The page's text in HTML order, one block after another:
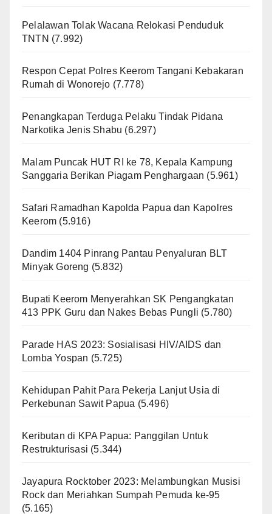
Pelalawan Tolak Wacana Relokasi Penduduk
TNTN (7.992)
Respon Cepat Polres Keerom Tangani Kebakaran
Rumah di Wonorejo (7.778)
Penangkapan Terduga Pelaku Tindak Pidana
Narkotika Jenis Shabu (6.297)
Malam Puncak HUT RI ke 78, Kepala Kampung
Sanggaria Berikan Piagam Penghargaan (5.961)
Safari Ramadhan Kapolda Papua dan Kapolres
Keerom (5.916)
Dandim 1404 Pinrang Pantau Penyaluran BLT
Minyak Goreng (5.832)
Bupati Keerom Menyerahkan SK Pengangkatan
413 PPK Guru dan Nakes Bebas Pungli (5.780)
Parade HAS 2023: Sosialisasi HIV/AIDS dan
Lomba Yospan (5.725)
Kehidupan Pahit Para Pekerja Lanjut Usia di
Perkebunan Sawit Papua (5.496)
Keributan di KPA Papua: Panggilan Untuk
Restrukturisasi (5.344)
Jayapura Rocktober 2023: Melambungkan Musisi
Rock dan Meriahkan Sumpah Pemuda ke-95
(5.165)